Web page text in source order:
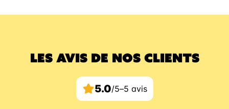
LES AVIS DE NOS CLIENTS
5.0/5–5 avis